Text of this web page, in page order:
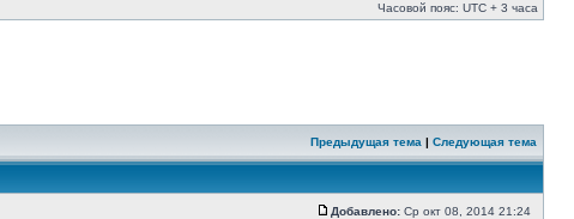
Часовой пояс: UTC + 3 часа
Предыдущая тема | Следующая тема
Добавлено: Ср окт 08, 2014 21:24